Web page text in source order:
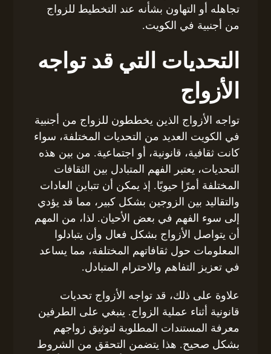
تجاهله أو التهاون بشأنه عند التخطيط للزواج
من أجنبية في الكويت.
التحديات التي قد تواجه
الأزواج
تواجه الأزواج الذين يخططون للزواج من أجنبية
في الكويت العديد من التحديات المختلفة، سواء
كانت ثقافية، قانونية، أو اجتماعية. من بين هذه
التحديات، يعتبر الفهم المتبادل بين الثقافات
المختلفة أمرًا حيويًا. إذ يمكن أن تتباين العادات
والتقاليد بين الزوجين بشكل كبير، مما قد يؤدي
إلى سوء الفهم في بعض الأحيان. لذا، من المهم
أن يتواصل الأزواج بشكل فعال وأن يتبادلوا
المعلومات حول ثقافاتهم المختلفة، مما يساعد
في تعزيز التفاهم والاحترام المتبادل.
علاوة على ذلك، قد تواجه الأزواج تحديات
قانونية أثناء عملية الزواج. ينبغي على الطرفين
معرفة المستندات المطلوبة لتوثيق زواجهم
بشكل صحيح. هذا يتضمن التحقق من الشروط